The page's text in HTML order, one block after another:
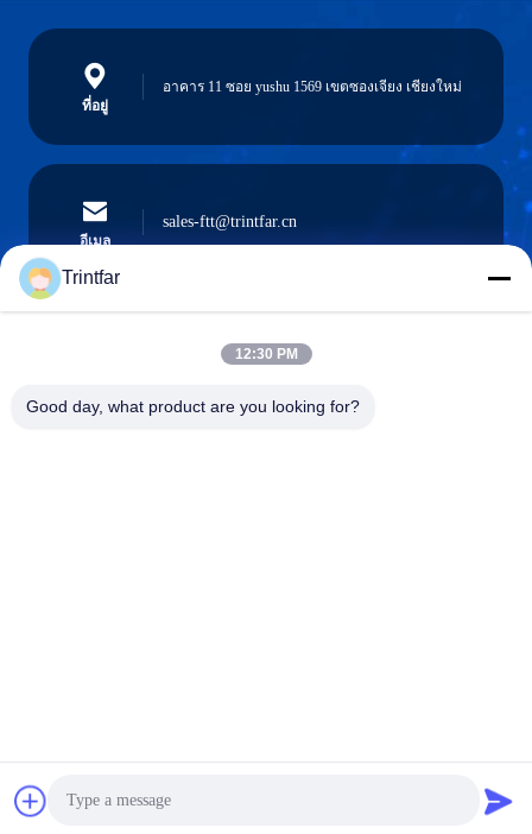
ที่อยู่
อาคาร 11 ซอย yushu 1569 เขตซองเจียง เชียงใหม่
อีเมล
sales-ftt@trintfar.cn
0086- 15216883036
Trintfar
12:30 PM
Good day, what product are you looking for?